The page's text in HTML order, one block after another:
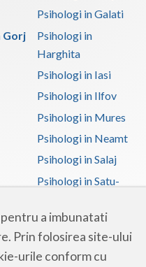
a imbunatati
Prin folosirea site-ului
urile conform cu
Psihologi in Galati
Gorj
Psihologi in
Harghita
Psihologi in Iasi
Psihologi in Ilfov
Psihologi in Mures
Psihologi in Neamt
Psihologi in Salaj
Psihologi in Satu-
Psihologi in
Teleorman
Psihologi in Valcea